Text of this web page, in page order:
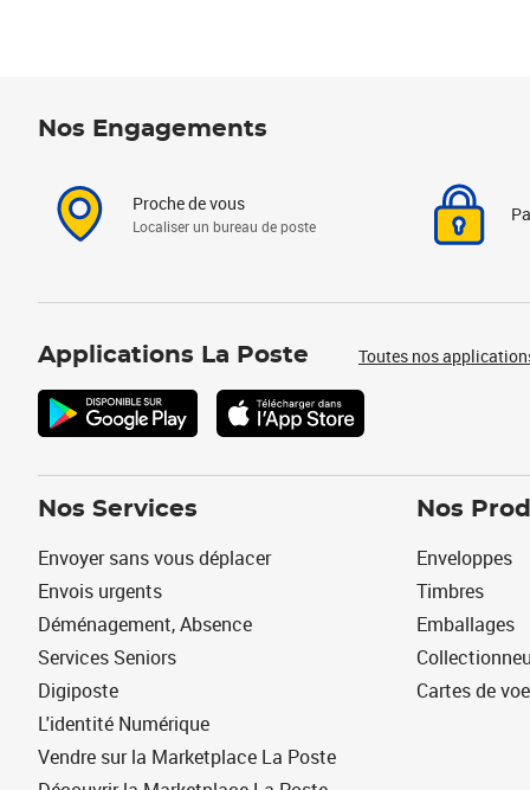
Nos Engagements
Proche de vous
Localiser un bureau de poste
Applications La Poste Toutes nos
Nos Services
Envoyer sans vous déplacer
Envois urgents
Déménagement, Absence
Services Seniors
Digiposte
L'identité Numérique
Vendre sur la Marketplace La Poste
Nos
Enveloppes
Timbres
Emballages
Cartes de